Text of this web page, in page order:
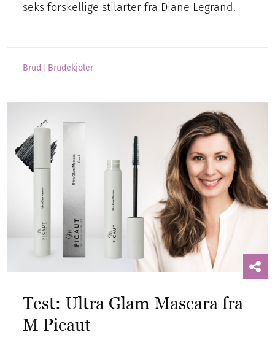
seks forskellige stilarter fra Diane Legrand.
Brud Brudekjoler
Test: Ultra Glam Mascara fra
M Picaut